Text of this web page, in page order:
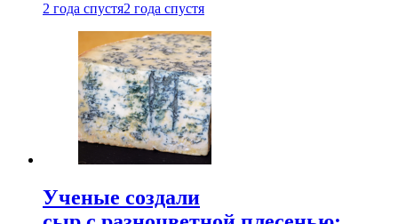
2 года спустя2 года спустя
Ученые создали